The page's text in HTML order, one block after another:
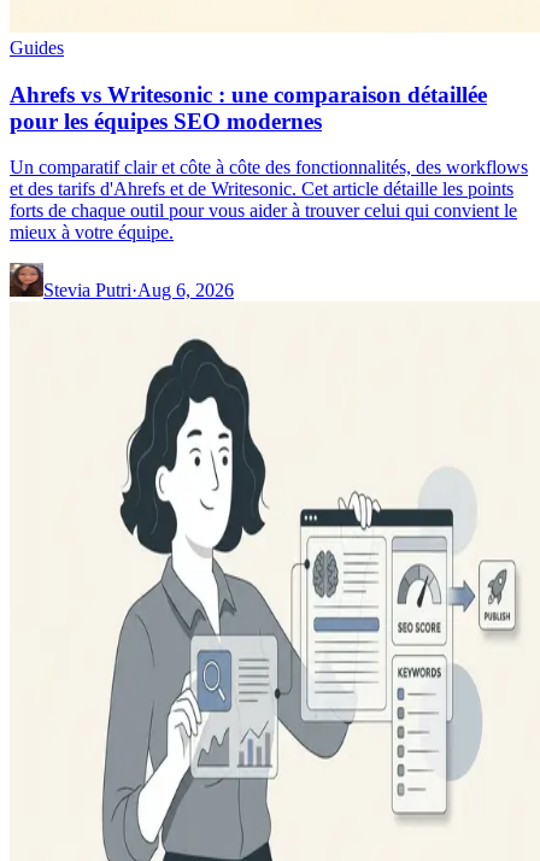
Guides
Ahrefs vs Writesonic : une comparaison détaillée
pour les équipes SEO modernes
Un comparatif clair et côte à côte des fonctionnalités, des workflows
et des tarifs d'Ahrefs et de Writesonic. Cet article détaille les points
forts de chaque outil pour vous aider à trouver celui qui convient le
mieux à votre équipe.
Stevia Putri·Aug 6, 2026